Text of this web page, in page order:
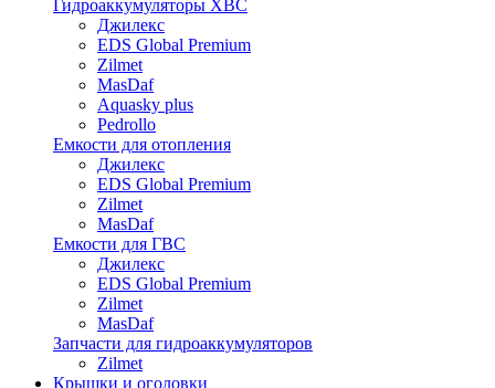
Гидроаккумуляторы ХВС
Джилекс
EDS Global Premium
Zilmet
MasDaf
Aquasky plus
Pedrollo
Емкости для отопления
Джилекс
EDS Global Premium
Zilmet
MasDaf
Емкости для ГВС
Джилекс
EDS Global Premium
Zilmet
MasDaf
Запчасти для гидроаккумуляторов
Zilmet
Крышки и оголовки